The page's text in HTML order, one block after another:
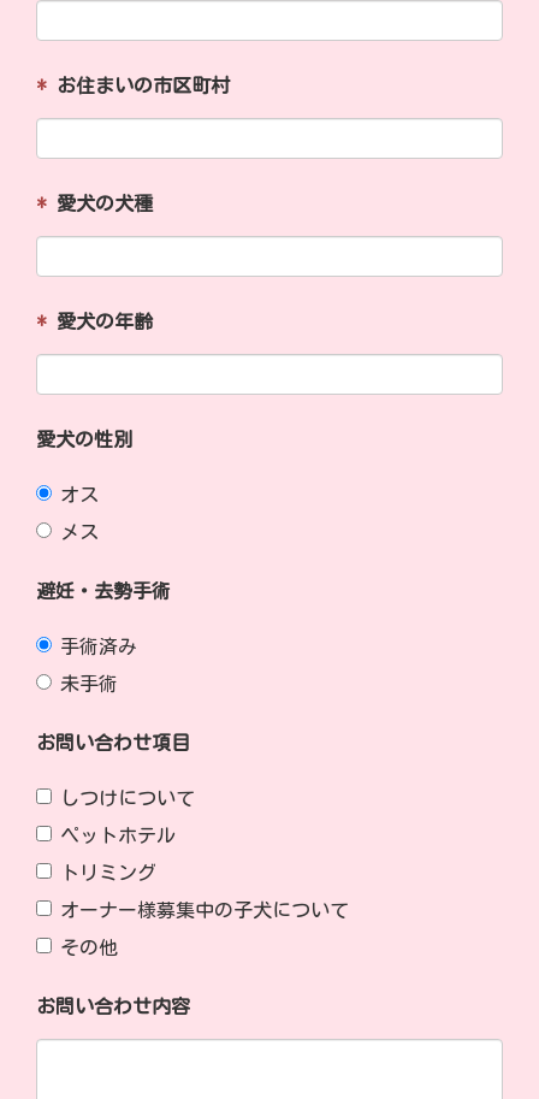
* お住まいの市区町村
* 愛犬の犬種
* 愛犬の年齢
愛犬の性別
オス
メス
避妊・去勢手術
手術済み
未手術
お問い合わせ項目
しつけについて
ペットホテル
トリミング
オーナー様募集中の子犬について
その他
お問い合わせ内容